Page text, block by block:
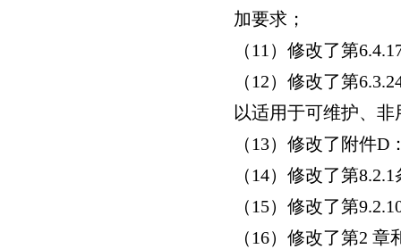
加要求；
（11 ）修改了第
（12）修改了第
以适用于可维护、
（13）修改了附件D
（14）修改了第8.2.1
（15）修改了第
（16）修改了第2 章